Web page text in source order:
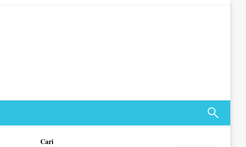
Cari